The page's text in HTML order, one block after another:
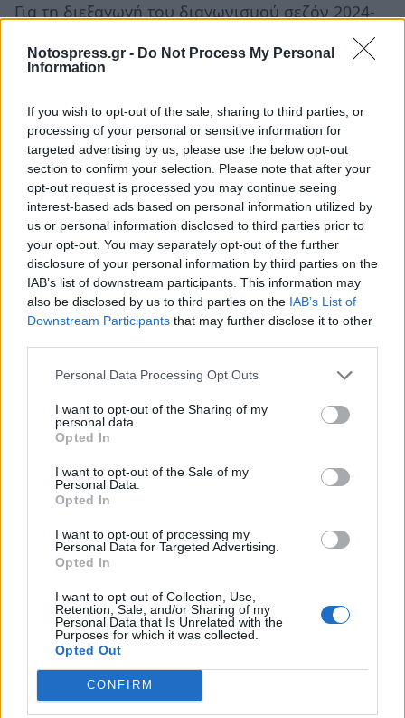
Notospress.gr - Do Not Process My Personal
Information
If you wish to opt-out of the sale, sharing to third parties, or
processing of your personal or sensitive information for
targeted advertising by us, please use the below opt-out
section to confirm your selection. Please note that after your
opt-out request is processed you may continue seeing
interest-based ads based on personal information utilized by
us or personal information disclosed to third parties prior to
your opt-out. You may separately opt-out of the further
disclosure of your personal information by third parties on the
IAB’s list of downstream participants. This information may
also be disclosed by us to third parties on the IAB’s List of
Downstream Participants that may further disclose it to other
Personal Data Processing Opt Outs
I want to opt-out of the Sharing of my
personal data.
Opted In
I want to opt-out of the Sale of my
Personal Data.
Opted In
I want to opt-out of processing my
Personal Data for Targeted Advertising.
Opted In
I want to opt-out of Collection, Use,
Retention, Sale, and/or Sharing of my
Personal Data that Is Unrelated with the
Purposes for which it was collected.
Opted Out
CONFIRM
Για τη διεξαγωγή του διαγωνισμού σεζόν 2024-
2025, SUBMERGED℠ SEASON η Δημόσια Κεντρική
Βιβλιοθήκη Σπάρτης πρόκειται να διαθέσει τον
ρομποτικής για 12 σχολεία της Λακωνίας.
Λόγω των περιορισμένων θέσεων απαιτείται
εγγραφή στον ακόλουθο σύνδεσμο:
https://bit.ly/FLLSPARTIS
Περισσότερες πληροφορίες για τον διαγωνισμό
μπορείτε να δείτε στην επίσημη ιστοσελίδα του
διαγωνισμού https://firstlegoleague.gr/ και να
ημέρες και ώρες [Τρίτη, Πέμπτη, Παρασκευή
08:00 – 14:30 και Δευτέρα, Τετάρτη 11:30 – 19:00].
μάθετε πρώτοιόλες τις ειδήσεις
ΣΠΑΡΤΗ
ΡΟΜΠΟΤΙΚΗ